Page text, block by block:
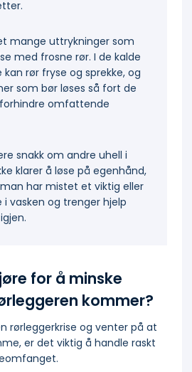
mange uttrykninger som
med frosne rør. I de kalde
rør fryse og sprekke, og
som bør løses så fort de
omfattende
snakk om andre uhell i
klarer å løse på egenhånd,
har mistet et viktig eller
vasken og trenger hjelp
for å minske
kommer?
rørleggerkrise og venter på at
er det viktig å handle raskt